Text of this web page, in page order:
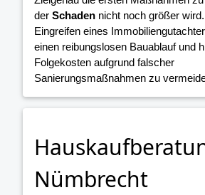
der Schaden nicht noch größer
Eingreifen eines
einen reibungslosen Bauablauf und
Folgekosten aufgrund falscher
Sanierungsmaßnahmen zu
Nümbrecht